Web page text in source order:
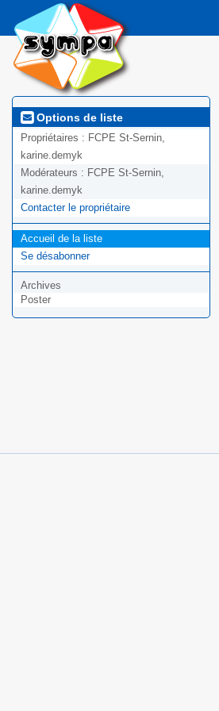
Options de liste
Propriétaires : FCPE St-Sernin,
karine.demyk
Modérateurs : FCPE St-Sernin,
karine.demyk
Contacter le propriétaire
Accueil de la liste
Se désabonner
Archives
Poster